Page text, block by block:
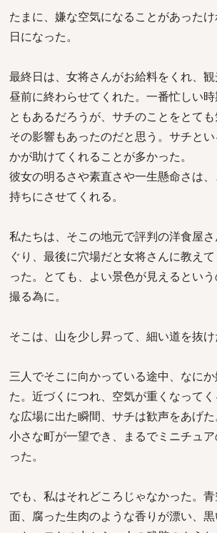
たまに、嫌な空気になることがあった
日になった。
最終日は、女将さんがお給料をくれ、観
昼前に終わらせてくれた。一番忙しい
ともあるだろうが、サチのことをとても
その影響もあったのだと思う。サチと
かが助けてくれることが多かった。
彼女の明るさや素直さや一生懸命さは
持ちにさせてくれる。
私たちは、そこの地元で評判の洋食屋
ぐり、最後に穴場だと女将さんに教え
った。とても、よい景色が見えるとい
撮る為に。
そこは、山を少し昇って、細い道を抜け
三人でそこに向かっている途中、なに
た。近づくにつれ、空気が重くなって
な広場に出た瞬間、サチは歓声をあげた
小さな町が一望でき、まるでミニチュ
った。
でも、私はそれどころじゃなかった。
面、腐った生肉のような香りが漂い、